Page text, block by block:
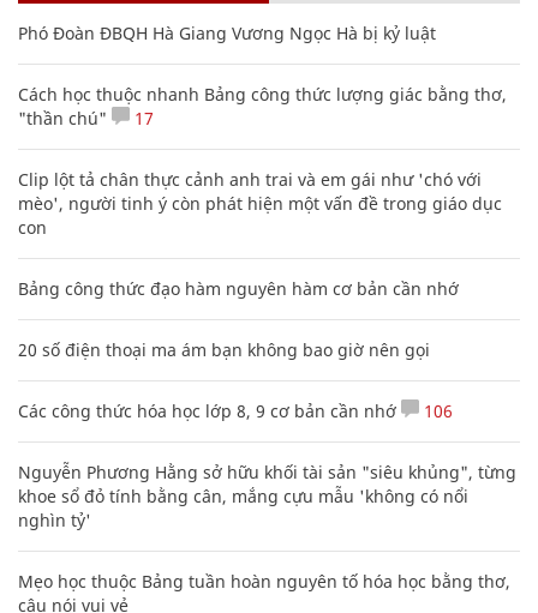
Phó Đoàn ĐBQH Hà Giang Vương Ngọc Hà bị kỷ luật
Cách học thuộc nhanh Bảng công thức lượng giác bằng thơ,
"thần chú"
17
Clip lột tả chân thực cảnh anh trai và em gái như 'chó với
mèo', người tinh ý còn phát hiện một vấn đề trong giáo dục
con
Bảng công thức đạo hàm nguyên hàm cơ bản cần nhớ
20 số điện thoại ma ám bạn không bao giờ nên gọi
Các công thức hóa học lớp 8, 9 cơ bản cần nhớ 106
Nguyễn Phương Hằng sở hữu khối tài sản "siêu khủng", từng
khoe sổ đỏ tính bằng cân, mắng cựu mẫu 'không có nổi
nghìn tỷ'
Mẹo học thuộc Bảng tuần hoàn nguyên tố hóa học bằng thơ,
câu nói vui vẻ